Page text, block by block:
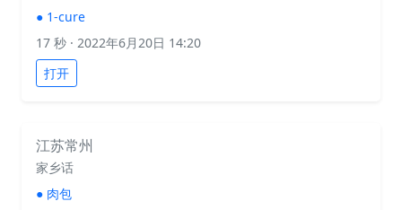
● 1-cure
17 秒 · 2022年6月20日 14:20
打开
江苏常州
家乡话
● 肉包